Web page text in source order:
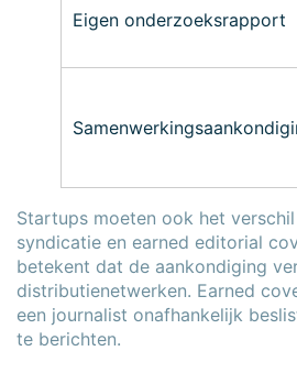
Eigen onderzoeksrapport
Startups moeten ook het
syndicatie en earned editorial
betekent dat de aankondiging
distributienetwerken. Earned
een journalist onafhankelijk
te berichten.